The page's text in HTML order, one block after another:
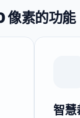
像素的功能
智